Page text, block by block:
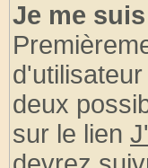
Je me
deux
sur le lien